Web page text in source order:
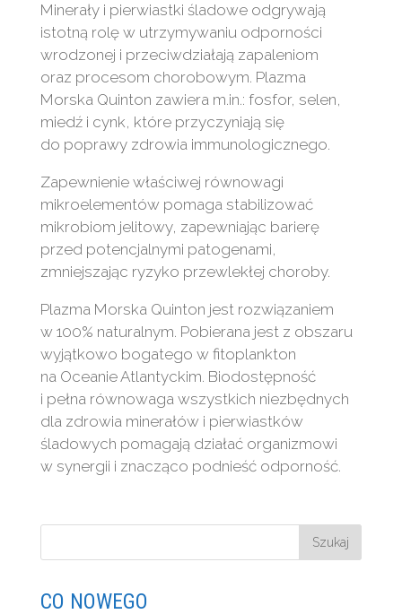
Minerały i pierwiastki śladowe odgrywają
istotną rolę w utrzymywaniu odporności
wrodzonej i przeciwdziałają zapaleniom
oraz procesom chorobowym. Plazma
Morska Quinton zawiera m.in.: fosfor, selen,
miedź i cynk, które przyczyniają się
do poprawy zdrowia immunologicznego.
Zapewnienie właściwej równowagi
mikroelementów pomaga stabilizować
mikrobiom jelitowy, zapewniając barierę
przed potencjalnymi patogenami,
zmniejszając ryzyko przewlekłej choroby.
Plazma Morska Quinton jest rozwiązaniem
w 100% naturalnym. Pobierana jest z obszaru
wyjątkowo bogatego w fitoplankton
na Oceanie Atlantyckim. Biodostępność
i pełna równowaga wszystkich niezbędnych
dla zdrowia minerałów i pierwiastków
śladowych pomagają działać organizmowi
w synergii i znacząco podnieść odporność.
CO NOWEGO